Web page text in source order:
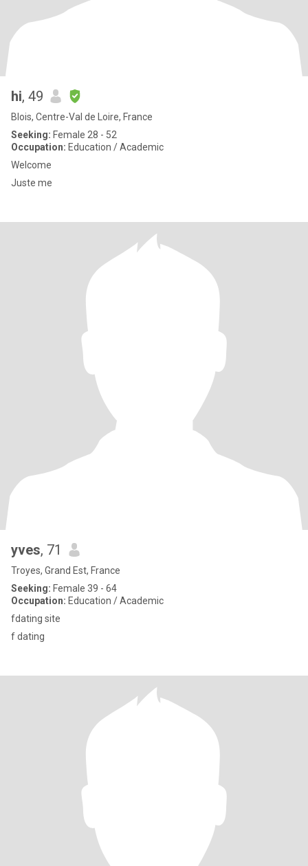
hi, 49
Blois, Centre-Val de Loire, France
Seeking: Female 28 - 52
Occupation: Education / Academic
Welcome
Juste me
yves, 71
Troyes, Grand Est, France
Seeking: Female 39 - 64
Occupation: Education / Academic
fdating site
f dating